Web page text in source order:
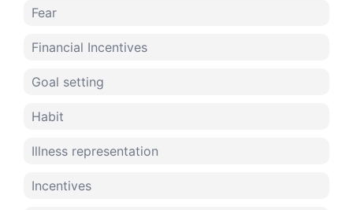
Fear
Financial Incentives
Goal setting
Habit
Illness representation
Incentives